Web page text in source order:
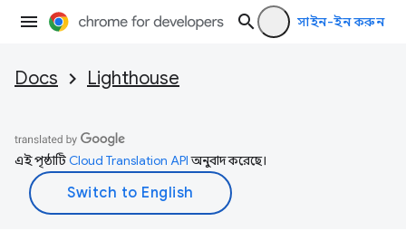
সাইন-ইন করুন
Docs Lighthouse
এই পৃষ্ঠাটিCloud Translation APIঅনুবাদ করেছে।